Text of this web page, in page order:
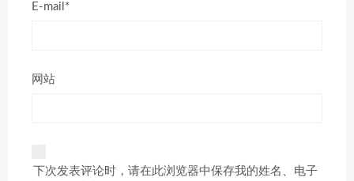
E-mail*
网站
下次发表评论时，请在此浏览器中保存我的姓名、电子